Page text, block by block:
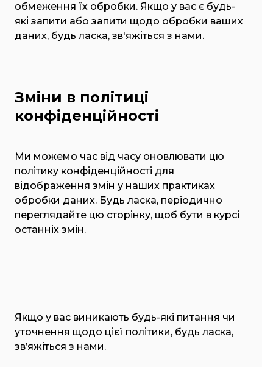
обмеження їх обробки. Якщо у вас є будь-
які запити або запити щодо обробки ваших
даних, будь ласка, зв'яжіться з нами.
Зміни в політиці
конфіденційності
Ми можемо час від часу оновлювати цю
політику конфіденційності для
відображення змін у наших практиках
обробки даних. Будь ласка, періодично
переглядайте цю сторінку, щоб бути в курсі
останніх змін.
Якщо у вас виникають будь-які питання чи
уточнення щодо цієї політики, будь ласка,
зв’яжіться з нами.